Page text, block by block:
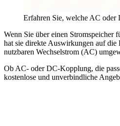
Erfahren Sie, welche AC oder
Wenn Sie über einen Stromspeicher
hat sie direkte Auswirkungen auf
nutzbaren Wechselstrom (AC)
Ob AC- oder DC-Kopplung, die
kostenlose und unverbindliche